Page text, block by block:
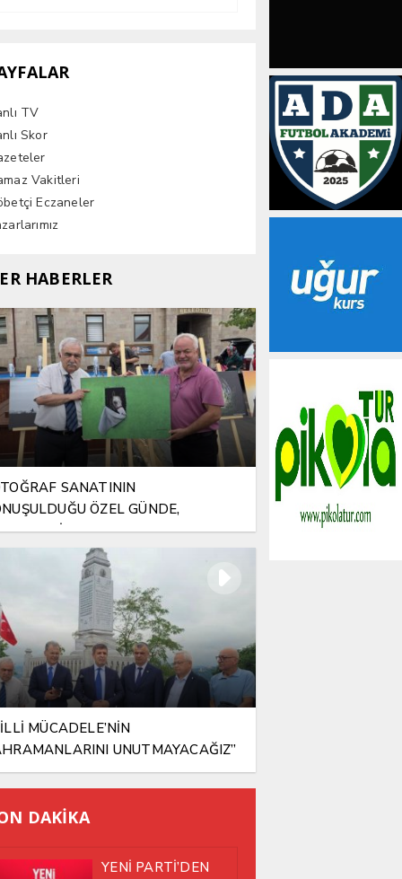
TV
Skor
Vakitleri
Eczaneler
HABERLER
SANATININ
ÖZEL GÜNDE,
BİR VEFA
MÜCADELE’NİN
UNUTMAYACAĞIZ”
DAKİKA
YENİ PARTİ’DEN